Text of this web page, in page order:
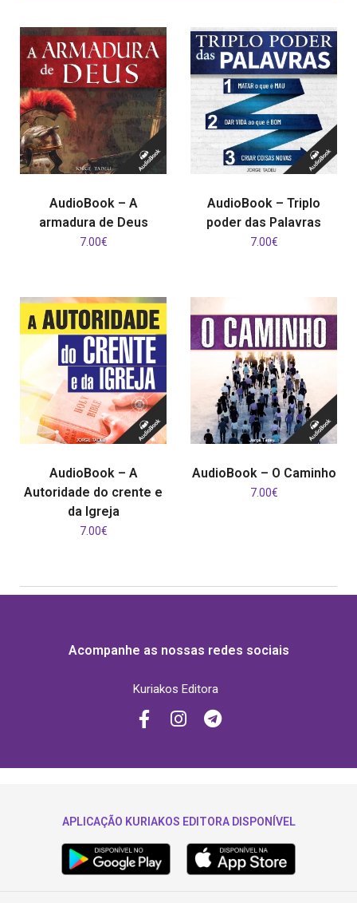
ADICIONAR
AudioBook – A
armadura de Deus
7.00€
ADICIONAR
AudioBook – Triplo
poder das Palavras
7.00€
ADICIONAR
AudioBook – A
Autoridade do crente e
da Igreja
7.00€
ADICIONAR
AudioBook – O Caminho
7.00€
Acompanhe as nossas redes sociais
Kuriakos Editora
APLICAÇÃO KURIAKOS EDITORA DISPONÍVEL